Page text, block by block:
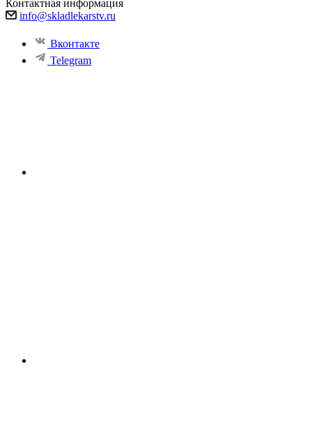
Контактная информация
info@skladlekarstv.ru
Вконтакте
Telegram